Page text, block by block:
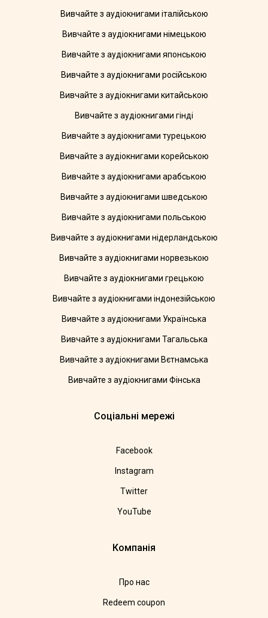
Вивчайте з аудіокнигами італійською
Вивчайте з аудіокнигами німецькою
Вивчайте з аудіокнигами японською
Вивчайте з аудіокнигами російською
Вивчайте з аудіокнигами китайською
Вивчайте з аудіокнигами гінді
Вивчайте з аудіокнигами турецькою
Вивчайте з аудіокнигами корейською
Вивчайте з аудіокнигами арабською
Вивчайте з аудіокнигами шведською
Вивчайте з аудіокнигами польською
Вивчайте з аудіокнигами нідерландською
Вивчайте з аудіокнигами норвезькою
Вивчайте з аудіокнигами грецькою
Вивчайте з аудіокнигами індонезійською
Вивчайте з аудіокнигами Українська
Вивчайте з аудіокнигами Тагальська
Вивчайте з аудіокнигами Вєтнамська
Вивчайте з аудіокнигами Фінська
Соціальні мережі
Facebook
Instagram
Twitter
YouTube
Компанія
Про нас
Redeem coupon